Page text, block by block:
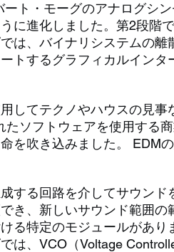
ト・モーグのアナログシ
に進化しました。第2段階
、バイナリシステムの離
トするグラフィカルインタ
してテクノやハウスの見事
ソフトウェアを使用する
を吹き込みました。 EDM
する回路を介してサウンド
き、新しいサウンド範囲の
る特定のモジュールがあり
は、VCO（Voltage